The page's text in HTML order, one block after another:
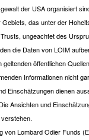
der USA organisiert
das unter der
ungeachtet des
die Daten von LOIM
öffentlichen
Informationen nicht
Einschätzungen dienen
Ansichten und
von Lombard Odier Funds